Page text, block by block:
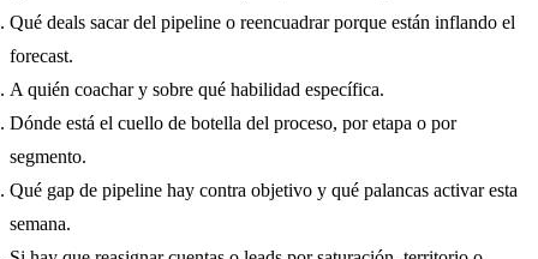
Qué deals sacar del pipeline o reencuadrar porque están inflando el
forecast.
A quién coachar y sobre qué habilidad específica.
Dónde está el cuello de botella del proceso, por etapa o por
segmento.
Qué gap de pipeline hay contra objetivo y qué palancas activar esta
semana.